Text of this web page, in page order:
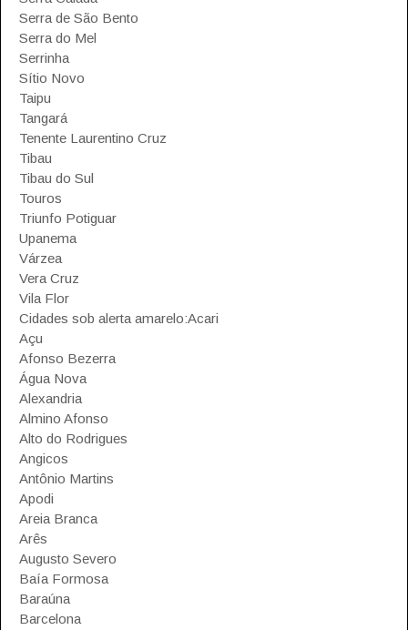
Serra de São Bento
Serra do Mel
Serrinha
Sítio Novo
Taipu
Tangará
Tenente Laurentino Cruz
Tibau
Tibau do Sul
Touros
Triunfo Potiguar
Upanema
Várzea
Vera Cruz
Vila Flor
Cidades sob alerta amarelo:Acari
Açu
Afonso Bezerra
Água Nova
Alexandria
Almino Afonso
Alto do Rodrigues
Angicos
Antônio Martins
Apodi
Areia Branca
Arês
Augusto Severo
Baía Formosa
Baraúna
Barcelona